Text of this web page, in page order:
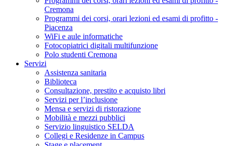
Cremona
Programmi dei corsi, orari lezioni ed esami di profitto -
Piacenza
WiFi e aule informatiche
Fotocopiatrici digitali multifunzione
Polo studenti Cremona
Servizi
Assistenza sanitaria
Biblioteca
Consultazione, prestito e acquisto libri
Servizi per l’inclusione
Mensa e servizi di ristorazione
Mobilità e mezzi pubblici
Servizio linguistico SELDA
Collegi e Residenze in Campus